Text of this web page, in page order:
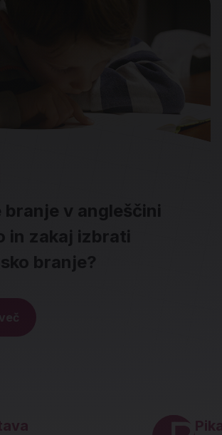
branje v angleščini
in zakaj izbrati
branje?